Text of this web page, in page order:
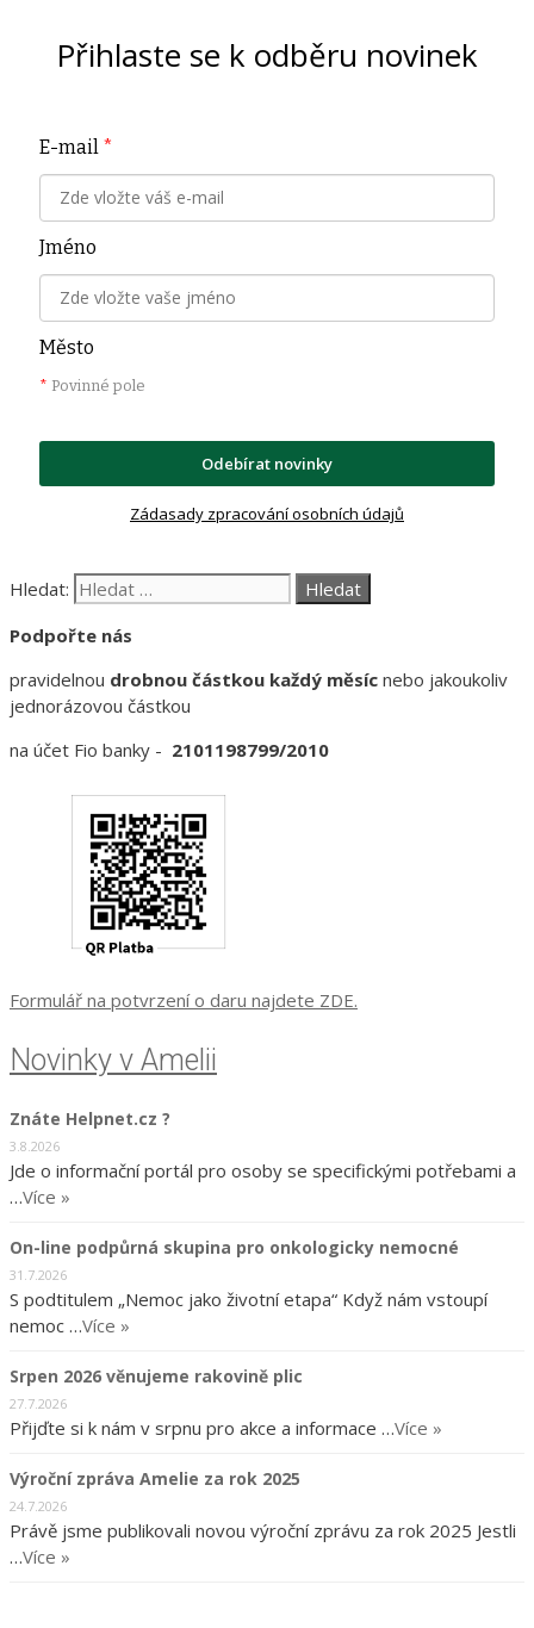
Přihlaste se k odběru novinek
E-mail *
Jméno
Město
* Povinné pole
Odebírat novinky
Zádasady zpracování osobních údajů
Hledat:
Podpořte nás
pravidelnou drobnou částkou každý měsíc nebo jakoukoliv
jednorázovou částkou
na účet Fio banky - 2101198799/2010
Formulář na potvrzení o daru najdete ZDE.
Novinky v Amelii
Znáte Helpnet.cz ?
3.8.2026
Jde o informační portál pro osoby se specifickými potřebami a
…Více »
On-line podpůrná skupina pro onkologicky nemocné
31.7.2026
S podtitulem „Nemoc jako životní etapa“ Když nám vstoupí
nemoc …Více »
Srpen 2026 věnujeme rakovině plic
27.7.2026
Přijďte si k nám v srpnu pro akce a informace …Více »
Výroční zpráva Amelie za rok 2025
24.7.2026
Právě jsme publikovali novou výroční zprávu za rok 2025 Jestli
…Více »